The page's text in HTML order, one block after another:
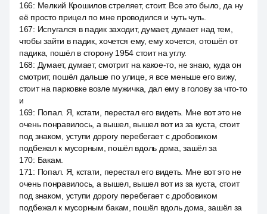
166: Мелкий Крошилов стреляет, стоит. Все это было, да ну
её просто прицел по мне проводился и чуть чуть.
167: Испугался в падик заходит, думает, думает над тем,
чтобы зайти в падик, хочется ему, ему хочется, отошёл от
падика, пошёл в сторону 1954 стоит на углу.
168: Думает, думает, смотрит на какое-то, не знаю, куда он
смотрит, пошёл дальше по улице, я все меньше его вижу,
стоит на парковке возле мужичка, дал ему в голову за что-то
и
169: Попал. Я, кстати, перестал его видеть. Мне вот это не
очень понравилось, а вышел, вышел вот из за куста, стоит
под знаком, уступи дорогу перебегает с дробовиком
подбежал к мусорным, пошёл вдоль дома, зашёл за
170: Бакам.
171 : Попал. Я, кстати, перестал его видеть. Мне вот это не
очень понравилось, а вышел, вышел вот из за куста, стоит
под знаком, уступи дорогу перебегает с дробовиком
подбежал к мусорным бакам, пошёл вдоль дома, зашёл за